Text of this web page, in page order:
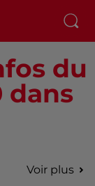
du
dans
Voir plus